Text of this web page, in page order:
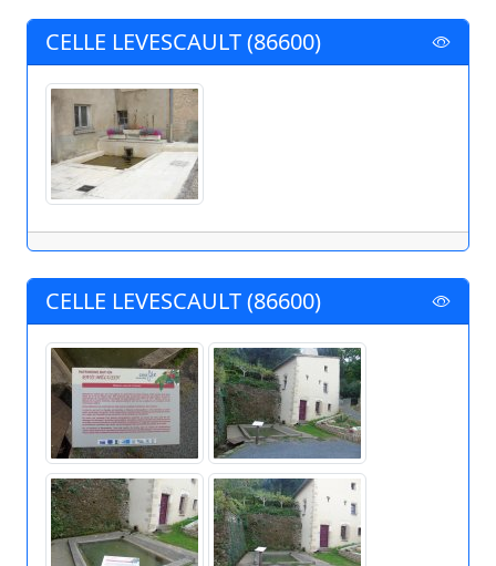
CELLE LEVESCAULT (86600)
CELLE LEVESCAULT (86600)